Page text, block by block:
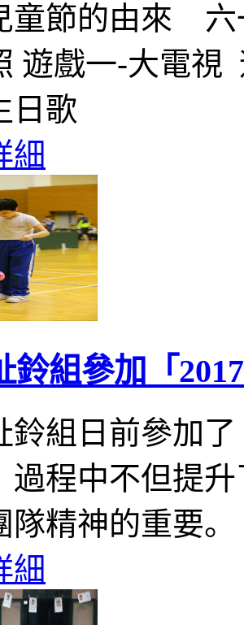
童節的由來 六
遊戲一-大電視
日歌
細
鈴組參加「
鈴組日前參加
過程中不但提
隊精神的重要。
細